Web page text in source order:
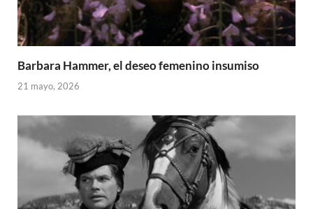
Barbara Hammer, el deseo femenino insumiso
21 mayo, 2026